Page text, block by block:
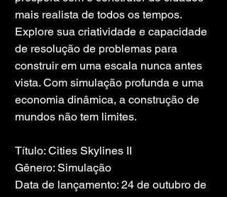
mais realista de todos os tempos.
Explore sua criatividade e capacidade
de resolução de problemas para
construir em uma escala nunca antes
vista. Com simulação profunda e uma
economia dinâmica, a construção de
mundos não tem limites.
Título: Cities Skylines II
Gênero: Simulação
Data de lançamento: 24 de outubro de